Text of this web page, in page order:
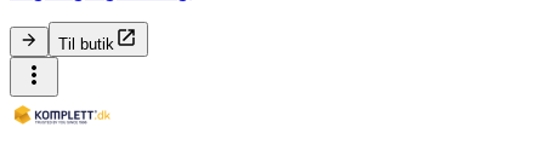
Til butik